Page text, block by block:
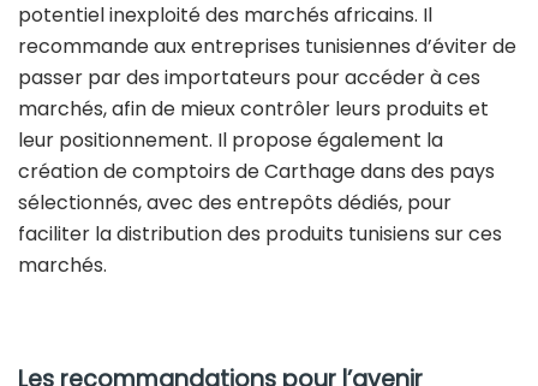
potentiel inexploité des marchés africains. Il
recommande aux entreprises tunisiennes d’éviter de
passer par des importateurs pour accéder à ces
marchés, afin de mieux contrôler leurs produits et
leur positionnement. Il propose également la
création de comptoirs de Carthage dans des pays
sélectionnés, avec des entrepôts dédiés, pour
faciliter la distribution des produits tunisiens sur ces
marchés.
Les recommandations pour l’avenir